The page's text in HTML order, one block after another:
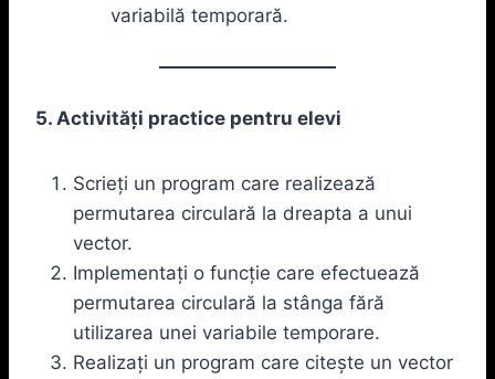
variabilă temporară.
5. Activități practice pentru elevi
Scrieți un program care realizează
permutarea circulară la dreapta a unui
vector.
Implementați o funcție care efectuează
permutarea circulară la stânga fără
utilizarea unei variabile temporare.
Realizați un program care citește un vector